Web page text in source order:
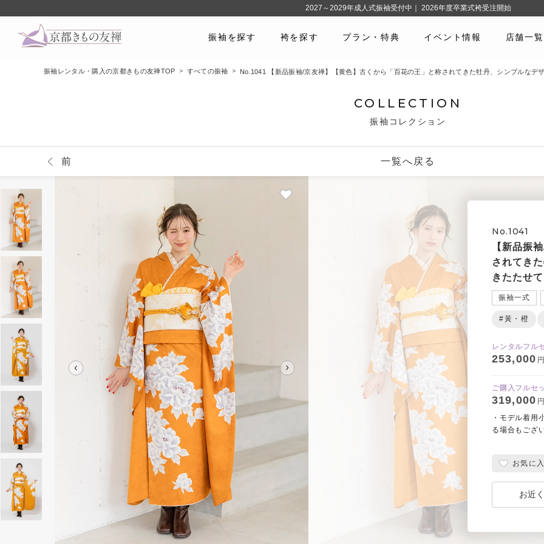
振袖を探す 袴を探す プラン・特典 イベント情報 店舗一覧
振袖レンタル・購入の京都きもの友禅TOP すべての振袖 No.1041 【新品振袖/京友禅】【黄色】古くから「百花の王」と称されてきた牡丹、シンプルなデ
COLLECTION
振袖コレクション
前 一覧へ戻る
No.1041
【新品振
されてき
きたたせ
振袖一式
#黃・橙
レンタルフル
253,000
ご購入フルセ
319,000
・モデル着用
る場合もござ
お気に
お近
2027～2029年成人式振袖受付中｜ 2026年度卒業式袴受注開始